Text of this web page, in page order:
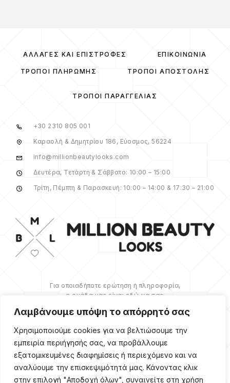
Λαμβάνουμε υπόψη το απόρρητό σας
Χρησιμοποιούμε cookies για να βελτιώσουμε την
εμπειρία περιήγησής σας, να προβάλλουμε
εξατομικευμένες διαφημίσεις ή περιεχόμενο και να
αναλύουμε την επισκεψιμότητά μας. Κάνοντας κλικ
στην επιλογή "Αποδοχή όλων", συναινείτε στη χρήση
ΑΛΛΑΓΈΣ ΚΑΙ ΕΠΙΣΤΡΟΦΈΣ ΕΠΙΚΟΙΝΩΝΊΑ
ΤΡΌΠΟΙ ΠΛΗΡΩΜΉΣ ΤΡΌΠΟΙ ΑΠΟΣΤΟΛΉΣ
ΤΡΌΠΟΙ ΠΑΡΑΓΓΕΛΊΑΣ
+30 2310 805 001
Καραολή & Δημητρίου 186, Εύοσμος, 56224
info@millionbeautylooks.com
Δευτέρα, Τετάρτη & Σάββατο: 10:00 – 15:00
Τρίτη, Πέμπτη & Παρασκευή: 10:00 – 14:00 & 17:30 – 21:00
Για οποιαδήποτε ερώτηση ή πληροφορία,
η ομάδα μας είναι εδώ να σας
βοηθήσουμε.
ΠΕΡΙΣΣΌΤΕΡΑ